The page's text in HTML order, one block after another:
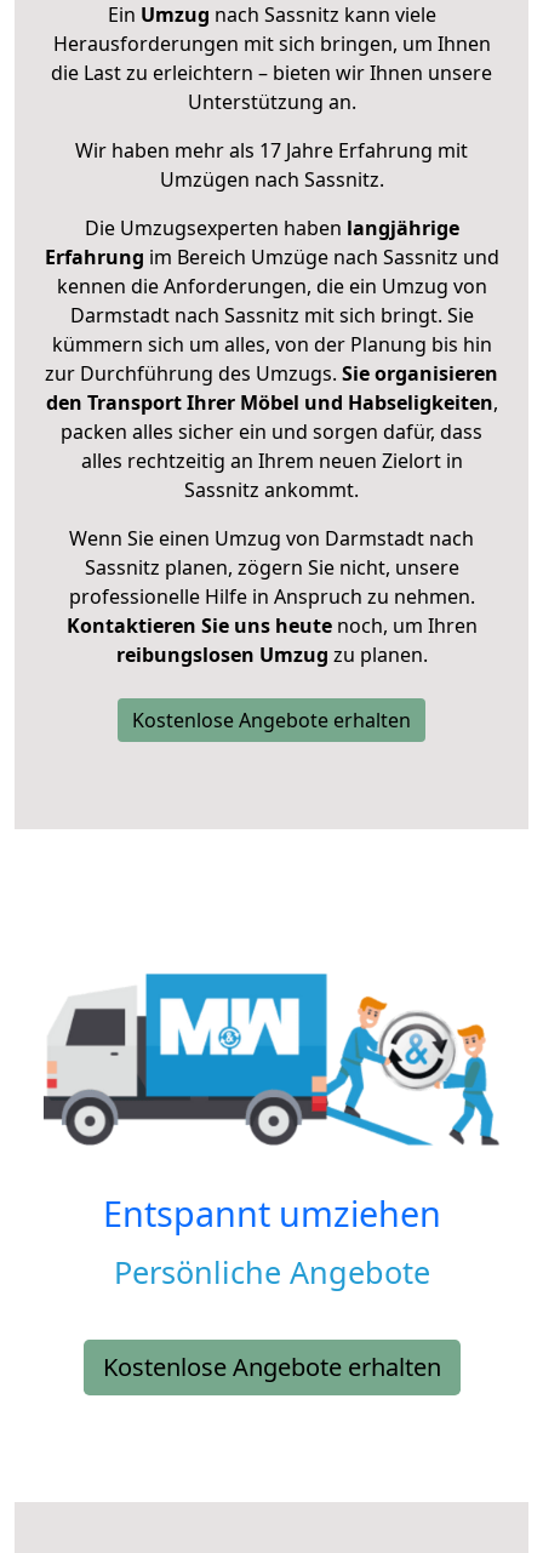
Ein Umzug nach Sassnitz kann viele
Herausforderungen mit sich bringen, um Ihnen
die Last zu erleichtern – bieten wir Ihnen unsere
Unterstützung an.
Wir haben mehr als 17 Jahre Erfahrung mit
Umzügen nach Sassnitz.
Die Umzugsexperten haben langjährige
Erfahrung im Bereich Umzüge nach Sassnitz und
kennen die Anforderungen, die ein Umzug von
Darmstadt nach Sassnitz mit sich bringt. Sie
kümmern sich um alles, von der Planung bis hin
zur Durchführung des Umzugs. Sie organisieren
den Transport Ihrer Möbel und Habseligkeiten,
packen alles sicher ein und sorgen dafür, dass
alles rechtzeitig an Ihrem neuen Zielort in
Sassnitz ankommt.
Wenn Sie einen Umzug von Darmstadt nach
Sassnitz planen, zögern Sie nicht, unsere
professionelle Hilfe in Anspruch zu nehmen.
Kontaktieren Sie uns heutenoch, um Ihren
reibungslosen Umzug zu planen.
Kostenlose Angebote erhalten
Entspannt umziehen
Persönliche Angebote
Kostenlose Angebote erhalten